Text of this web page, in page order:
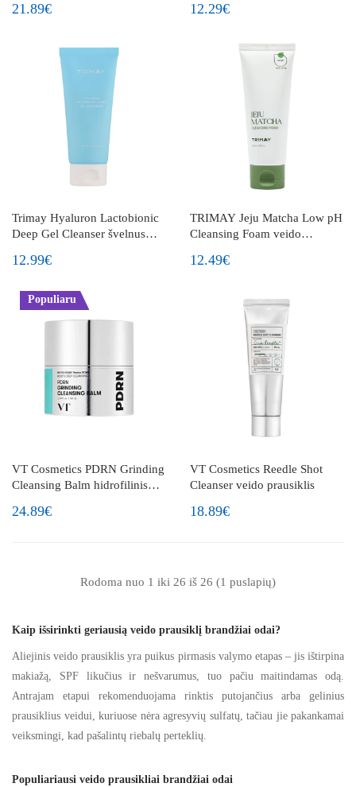
prausiklis
21.89€
putos su hialurono rūgštimi
12.29€
Trimay Hyaluron Lactobionic
Deep Gel Cleanser švelnus
12.99€
TRIMAY Jeju Matcha Low pH
Cleansing Foam veido
12.49€
Populiaru
VT Cosmetics PDRN Grinding
Cleansing Balm hidrofilinis
PDRN
24.89€
VT Cosmetics Reedle Shot
Cleanser veido prausiklis
18.89€
Rodoma nuo 1 iki 26 iš 26 (1 puslapių)
Kaip išsirinkti geriausią veido prausiklį brandžiai odai?
Aliejinis veido prausiklis yra puikus pirmasis valymo etapas – jis ištirpina
makiažą, SPF likučius ir nešvarumus, tuo pačiu maitindamas odą.
Antrajam etapui rekomenduojama rinktis putojančius arba gelinius
prausiklius veidui, kuriuose nėra agresyvių sulfatų, tačiau jie pakankamai
veiksmingi, kad pašalintų riebalų perteklių.
Populiariausi veido prausikliai brandžiai odai